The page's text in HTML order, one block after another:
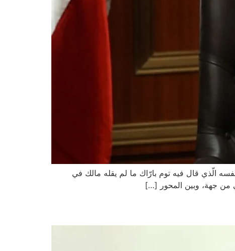
الّذي قال فيه توم بارّاك ما لم يقله مالك في